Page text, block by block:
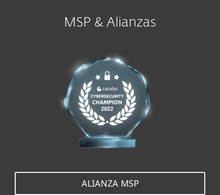
MSP & Alianzas
ALIANZA MSP